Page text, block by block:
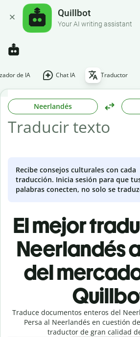
Quillbot
Your AI writing assistant
de IA Chat IA Traductor
Neerlandés
Recibe consejos culturales con cada
traducción. Inicia sesión para que
palabras conecten, no solo se
El mejor
Neerlandés
del
Traduce documentos enteros del
Persa al Neerlandés en cuestión
traductor de gran calidad